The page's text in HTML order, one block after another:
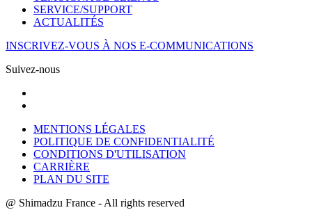
SERVICE/SUPPORT
ACTUALITÉS
INSCRIVEZ-VOUS À NOS E-COMMUNICATIONS
Suivez-nous
MENTIONS LÉGALES
POLITIQUE DE CONFIDENTIALITÉ
CONDITIONS D'UTILISATION
CARRIÈRE
PLAN DU SITE
@ Shimadzu France - All rights reserved